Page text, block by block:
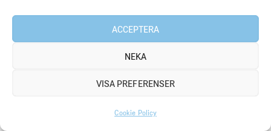
ACCEPTERA
NEKA
VISA PREFERENSER
Cookie Policy
Hos oss arbetar du som konsult i uppdrag hos våra
kunder inom industri och försvarssektorn. Uppdragen